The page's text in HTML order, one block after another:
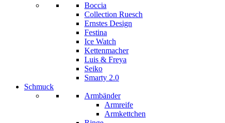
Boccia
Collection Ruesch
Ernstes Design
Festina
Ice Watch
Kettenmacher
Luis & Freya
Seiko
Smarty 2.0
Schmuck
Armbänder
Armreife
Armkettchen